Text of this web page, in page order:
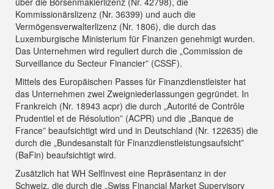
Kommissionärslizenz (Nr. 36399) und auch die
Vermögensverwalterlizenz (Nr. 1806), die durch das
Luxemburgische Ministerium für Finanzen genehmigt wurden.
Das Unternehmen wird reguliert durch die „Commission de
Surveillance du Secteur Financier” (CSSF).
Mittels des Europäischen Passes für Finanzdienstleister hat
das Unternehmen zwei Zweigniederlassungen gegründet. In
Frankreich (Nr. 18943 acpr) die durch „Autorité de Contrôle
Prudentiel et de Résolution” (ACPR) und die „Banque de
France” beaufsichtigt wird und in Deutschland (Nr. 122635) die
durch die „Bundesanstalt für Finanzdienstleistungsaufsicht”
(BaFin) beaufsichtigt wird.
Zusätzlich hat WH SelfInvest eine Repräsentanz in der
Schweiz, die durch die „Swiss Financial Market Supervisory